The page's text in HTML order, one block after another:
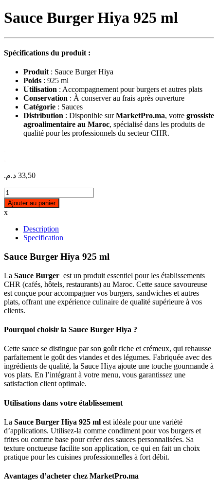
Sauce Burger Hiya 925 ml
Spécifications du produit :
Produit: Sauce Burger Hiya
Poids : 925 ml
Utilisation : Accompagnement pour burgers et autres plats
Conservation : À conserver au frais après ouverture
Catégorie : Sauces
Distribution : Disponible surMarketPro.ma, votre grossiste
agroalimentaire au Maroc, spécialisé dans les produits de
qualité pour les professionnels du secteur CHR.
33,50 د.م.
Sauce
Burger
Hiya
925
quantity
Ajouter au panier
x
Description
Specification
Sauce Burger Hiya 925 ml
La Sauce Burger est un produit essentiel pour les établissements
CHR (cafés, hôtels, restaurants) au Maroc. Cette sauce savoureuse
est conçue pour accompagner vos burgers, sandwiches et autres
plats, offrant une expérience culinaire de qualité supérieure à vos
clients.
Pourquoi choisir la Sauce Burger Hiya ?
Cette sauce se distingue par son goût riche et crémeux, qui rehausse
parfaitement le goût des viandes et des légumes. Fabriquée avec des
ingrédients de qualité, la Sauce Hiya ajoute une touche gourmande à
vos plats. En l’intégrant à votre menu, vous garantissez une
satisfaction client optimale.
Utilisations dans votre établissement
La Sauce Burger Hiya 925 ml est idéale pour une variété
d’applications. Utilisez-la comme condiment pour vos burgers et
frites ou comme base pour créer des sauces personnalisées. Sa
texture onctueuse facilite son application, ce qui en fait un choix
pratique pour les cuisines professionnelles à fort débit.
Avantages d’acheter chez MarketPro.ma